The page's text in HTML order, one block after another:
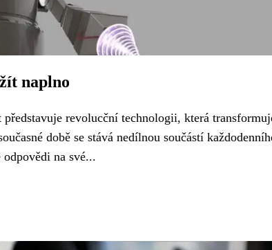
naplno
revolucční technologii, která
době se stává nedílnou součástí
na své...